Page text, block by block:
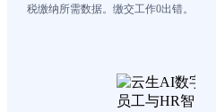
税缴纳所需数据。缴交工作0出错。